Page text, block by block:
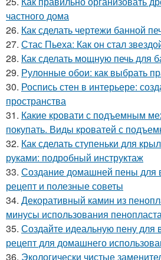
частного дома
26. Как сделать чертежи банной
27. Стас Пьеха: Как он стал
28. Как сделать мощную печь для
29. Рулонные обои: как выбрать
30. Роспись стен в интерьере:
пространства
31. Какие кровати с подъемным
покупать. Виды кроватей с
32. Как сделать ступеньки для
руками: подробный инструктаж
33. Создание домашней пены для
рецепт и полезные советы
34. Декоративный камин из
минусы использования
35. Создайте идеальную пену для
рецепт для домашнего
36. Экологически чистые